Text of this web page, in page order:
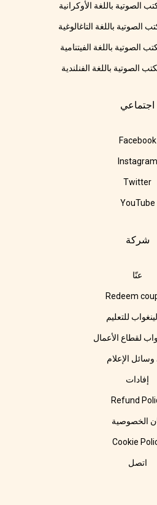
الصوتية باللغة الأوكرانية
الصوتية باللغة التاغالوغية
الصوتية باللغة الفيتنامية
الصوتية باللغة الفنلندية
اجتماعي
Facebook
Instagram
Twitter
YouTube
شركة
عنّا
Redeem
للتعليم
لقطاع الأعمال
الإعلام
إفادات
Refund
الخصوصية
Cookie
اتصل